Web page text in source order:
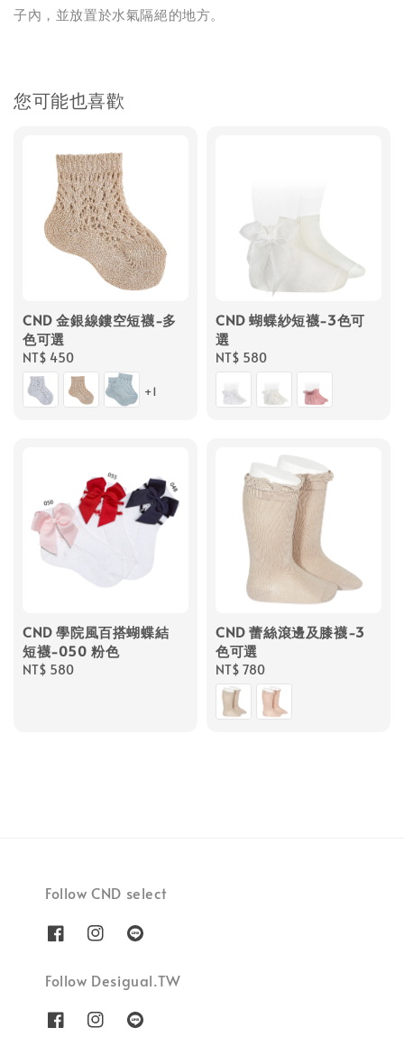
子內，並放置於水氣隔絕的地方。
您可能也喜歡
CND 金銀線鏤空短襪-多
色可選
Regular
price
NT$ 450
+1
CND 蝴蝶紗短襪-3色可
選
Regular
price
NT$ 580
CND 學院風百搭蝴蝶結
短襪-050 粉色
Regular
NT$ 580
CND 蕾絲滾邊及膝襪-3
色可選
Regular
price
NT$ 780
Follow CND select
Follow Desigual.TW